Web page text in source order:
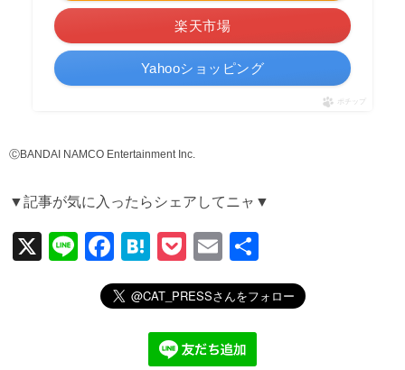
楽天市場
Yahooショッピング
ポチップ
ⒸBANDAI NAMCO Entertainment Inc.
▼記事が気に入ったらシェアしてニャ▼
X
Li
F
a
c
H
at
e
n
a
P
o
ck
et
E
m
ail
有